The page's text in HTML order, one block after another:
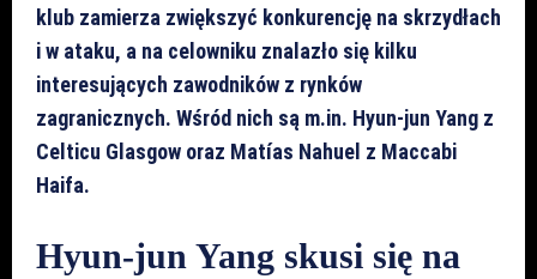
klub zamierza zwiększyć konkurencję na skrzydłach
i w ataku, a na celowniku znalazło się kilku
interesujących zawodników z rynków
zagranicznych. Wśród nich są m.in. Hyun-jun Yang z
Celticu Glasgow oraz Matías Nahuel z Maccabi
Haifa.
Hyun-jun Yang skusi się na